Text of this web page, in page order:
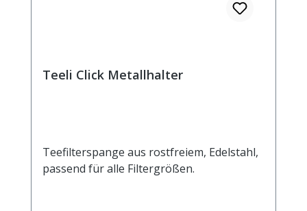
Teeli Click Metallhalter
Teefilterspange aus rostfreiem, Edelstahl,
passend für alle Filtergrößen.